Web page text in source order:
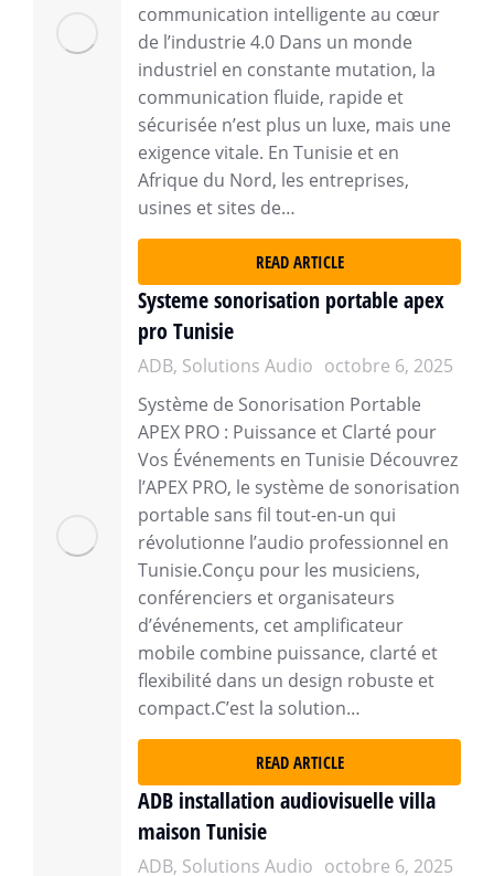
communication intelligente au cœur
de l’industrie 4.0 Dans un monde
industriel en constante mutation, la
communication fluide, rapide et
sécurisée n’est plus un luxe, mais une
exigence vitale. En Tunisie et en
Afrique du Nord, les entreprises,
usines et sites de…
READ ARTICLE
Systeme sonorisation portable apex
pro Tunisie
ADB, Solutions Audio octobre 6, 2025
Système de Sonorisation Portable
APEX PRO : Puissance et Clarté pour
Vos Événements en Tunisie Découvrez
l’APEX PRO, le système de sonorisation
portable sans fil tout-en-un qui
révolutionne l’audio professionnel en
Tunisie.Conçu pour les musiciens,
conférenciers et organisateurs
d’événements, cet amplificateur
mobile combine puissance, clarté et
flexibilité dans un design robuste et
compact.C’est la solution…
READ ARTICLE
ADB installation audiovisuelle villa
maison Tunisie
ADB, Solutions Audio octobre 6, 2025